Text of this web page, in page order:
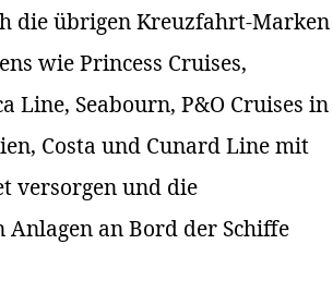
die übrigen Kreuzfahrt-Marken
wie Princess Cruises,
Line, Seabourn, P&O Cruises in
Costa und Cunard Line mit
versorgen und die
Anlagen an Bord der Schiffe